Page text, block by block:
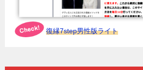
復縁7step男性版ライト